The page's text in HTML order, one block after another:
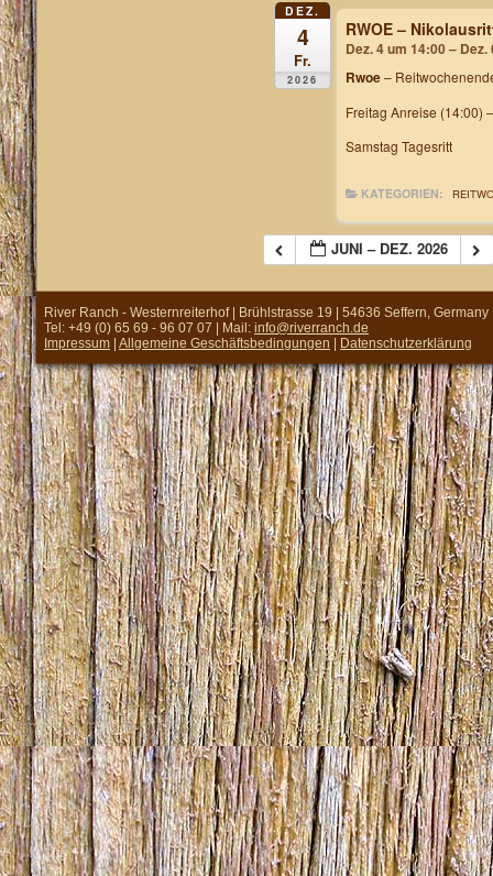
DEZ.
4
Fr.
2026
RWOE –
Dez. 4 um 14:00 –
Rwoe–
Freitag Anreise (14:00)
Samstag Tagesritt
KATEGORIEN:
JUNI – DEZ. 2026
River Ranch - Westernreiterhof | Brühlstrasse 19 | 54636 Seffern, Germany
Tel: +49 (0) 65 69 - 96 07 07 | Mail: info@riverranch.de
Impressum Allgemeine Geschäftsbedingungen Datenschutzerklärung